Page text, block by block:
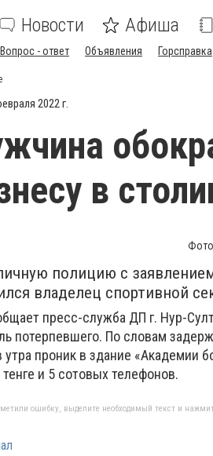
Новости Афиша
Вопрос - ответ Объявления Горсправка
2022 г.
в
Фото
полицию с
владелец спортивной
пресс-служба ДП г. Нур-
потерпевшего. По словам
утра проник в здание «Академии
и 5 сотовых телефонов.
ошибку, выделите необходимый текст и